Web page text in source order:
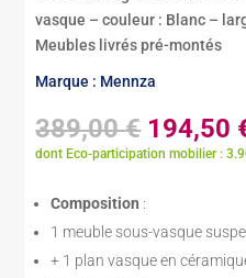
vasque – couleur : Blanc –
Meubles livrés pré-montés
Marque : Mennza
389,00€ Le
prix
389,00
194,50
dont Eco-participation mobilier :
Composition :
1 meuble sous-vasque
+ 1 plan vasque en